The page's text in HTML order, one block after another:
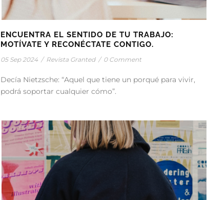
ENCUENTRA EL SENTIDO DE TU TRABAJO:
MOTÍVATE Y RECONÉCTATE CONTIGO.
05 Sep 2024 / Revista Granted / 0 Comment
Decía Nietzsche: “Aquel que tiene un porqué para vivir,
podrá soportar cualquier cómo”.